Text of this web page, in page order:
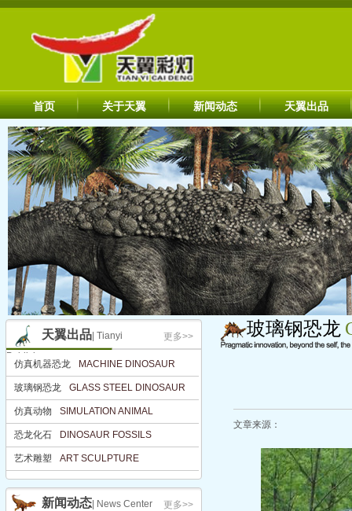
首页 关于天翼 新闻动态 天翼出品
更多>>
天翼出品 | Tianyi
Publisher
仿真机器恐龙 MACHINE DINOSAUR
玻璃钢恐龙 GLASS STEEL DINOSAUR
仿真动物 SIMULATION ANIMAL
仿真动物 SIMULATION ANIMAL
恐龙化石 DINOSAUR FOSSILS
ART SCULPTURE
艺术雕塑 ART SCULPTURE
更多>>
新闻动态 | News Center
玻璃钢恐龙
文章来源：